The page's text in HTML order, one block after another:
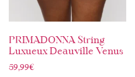
PRIMADONNA String
Luxueux Deauville Venus
59,99€